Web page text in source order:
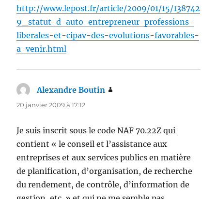
http://www.lepost.fr/article/2009/01/15/138742
9_statut-d-auto-entrepreneur-professions-
liberales-et-cipav-des-evolutions-favorables-
a-venir.html
Alexandre Boutin
20 janvier 2009 à 17:12
Je suis inscrit sous le code NAF 70.22Z qui
contient « le conseil et l’assistance aux
entreprises et aux services publics en matière
de planification, d’organisation, de recherche
du rendement, de contrôle, d’information de